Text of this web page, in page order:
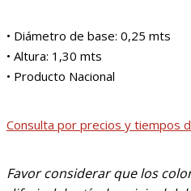
• Diámetro de base: 0,25 mts
• Altura: 1,30 mts
• Producto Nacional
Consulta por precios y tiempos
Favor considerar que los